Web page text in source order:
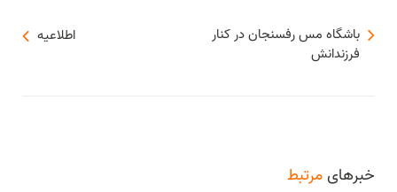
اطلاعيه
باشگاه مس رفسنجان در کنار
فرزندانش
خبرهایمرتبط